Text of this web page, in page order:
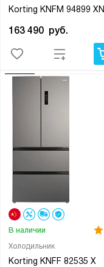
Korting KNFM 94899 XN
163 490 руб.
Холодильник
Korting KNFF 82535 X
В наличии